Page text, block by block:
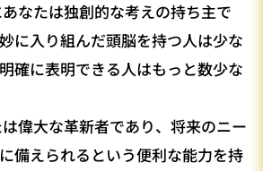
なたは独創的な考えの持ち主で
に入り組んだ頭脳を持つ人は少な
確に表明できる人はもっと数少な
偉大な革新者であり、将来のニー
備えられるという便利な能力を持